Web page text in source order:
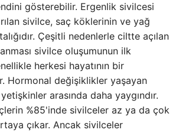
gösterebilir. Ergenlik sivilcesi
sivilce, saç köklerinin ve yağ
Çeşitli nedenlerle ciltte açılan
sivilce oluşumunun ilk
herkesi hayatının bir
Hormonal değişiklikler yaşayan
arasında daha yaygındır.
%85'inde sivilceler az ya da çok
çıkar. Ancak sivilceler